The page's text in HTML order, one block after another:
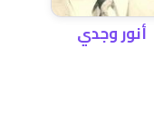
أنور وجدي